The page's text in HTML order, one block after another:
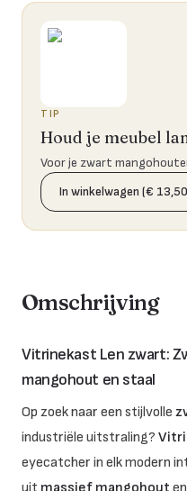
TIP
Houd je meubel
Voor je zwart
In winkelwagen (€
Omschrijving
Vitrinekast Len zwart:
mangohout en staal
Op zoek naar een stijlvolle
industriële uitstraling?
eyecatcher in elk modern